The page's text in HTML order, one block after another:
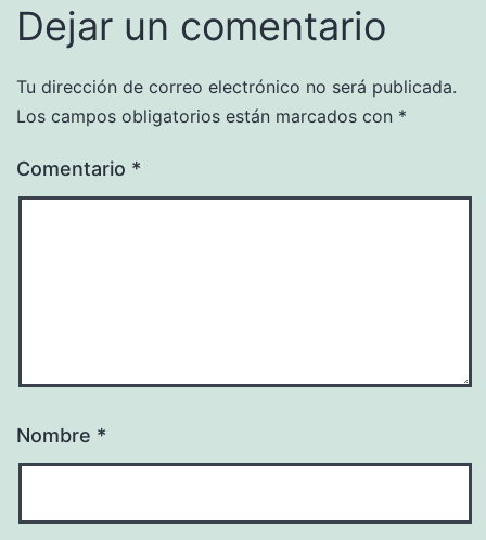
Dejar un comentario
Tu dirección de correo electrónico no será publicada.
Los campos obligatorios están marcados con *
Comentario *
Nombre *